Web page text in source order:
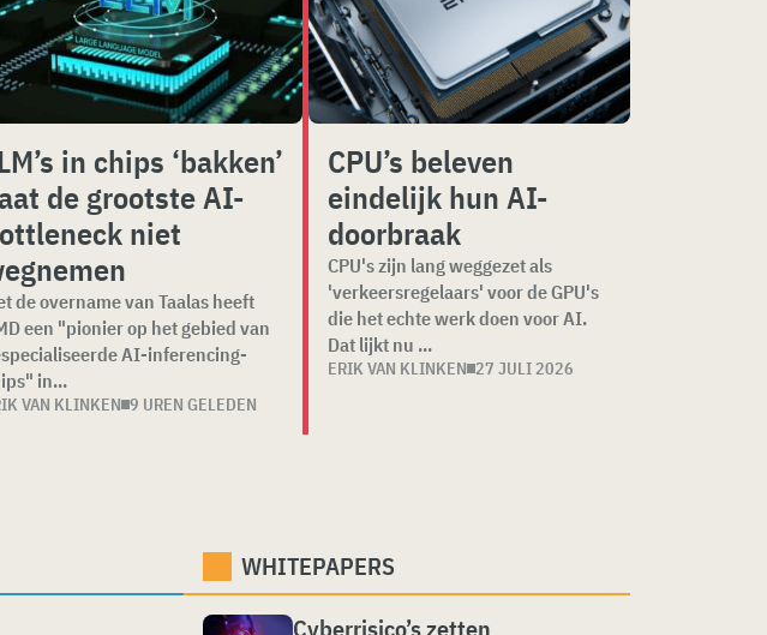
in chips ‘bakken’
de grootste AI-
niet
de overname van Taalas heeft
een "pionier op het gebied van
AI-inferencing-
in...
VAN KLINKEN 9 UREN GELEDEN
CPU’s beleven
eindelijk hun AI-
doorbraak
CPU's zijn lang weggezet als
'verkeersregelaars' voor de GPU's
die het echte werk doen voor AI.
Dat lijkt nu ...
ERIK VAN KLINKEN 27 JULI 2026
WHITEPAPERS
Cyberrisico’s zetten